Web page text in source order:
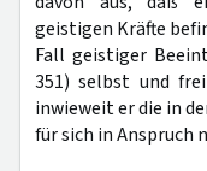
geistigen Kräfte
Fall geistiger
351) selbst und
inwieweit er die in
für sich in Anspruch